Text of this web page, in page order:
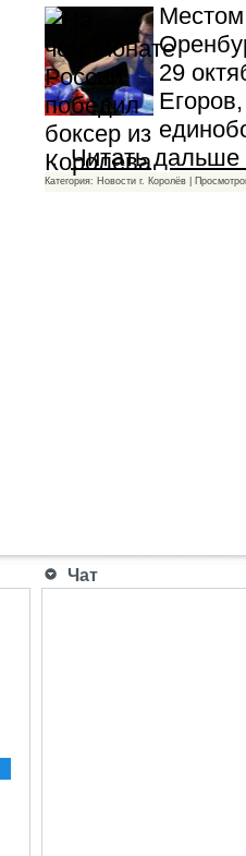
Местом
29
...Читать дальше
Категория: Новости г. Королёв |
Чат